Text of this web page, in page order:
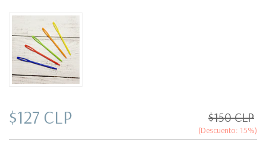
$127 CLP $150 CLP
(Descuento: 15%)